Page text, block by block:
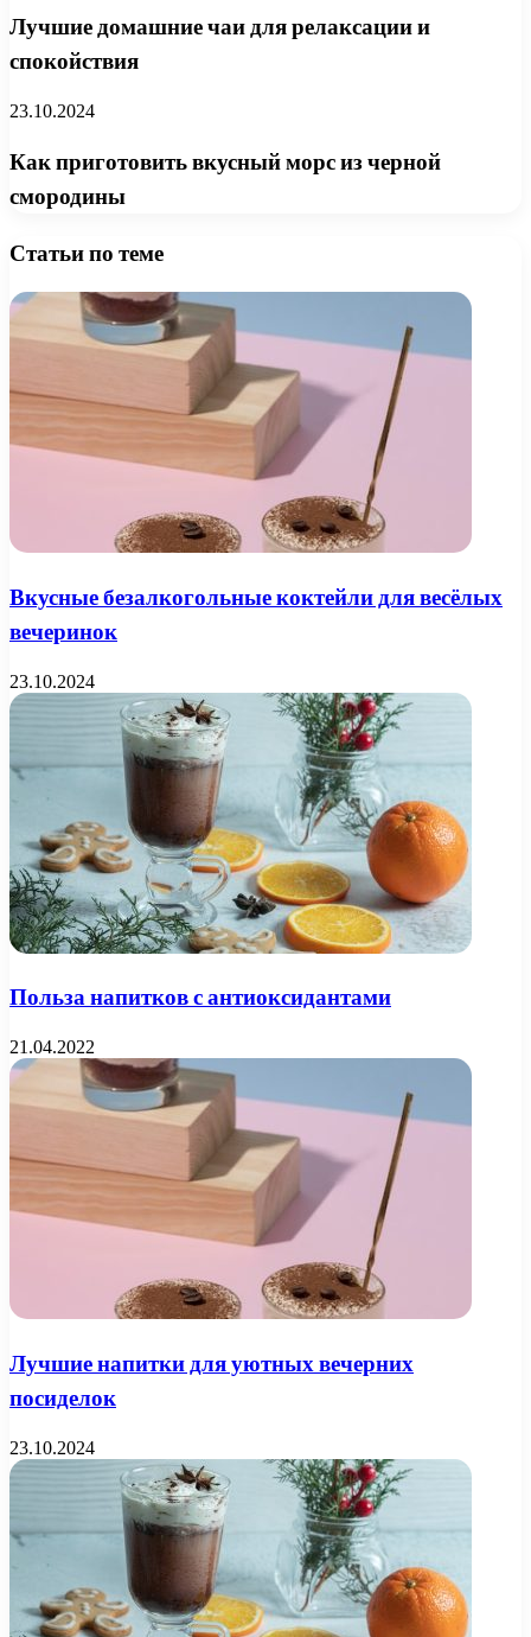
Лучшие домашние чаи для релаксации и
спокойствия
23.10.2024
Как приготовить вкусный морс из черной
смородины
Статьи по теме
Вкусные безалкогольные коктейли для весёлых
вечеринок
23.10.2024
Польза напитков с антиоксидантами
21.04.2022
Лучшие напитки для уютных вечерних
посиделок
23.10.2024